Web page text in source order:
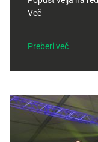
Več
Preberi več